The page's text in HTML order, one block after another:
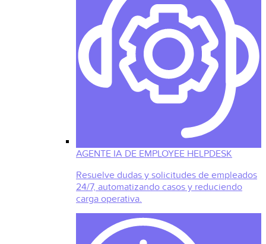
AGENTE IA DE EMPLOYEE HELPDESK
Resuelve dudas y solicitudes de empleados
24/7, automatizando casos y reduciendo
carga operativa.